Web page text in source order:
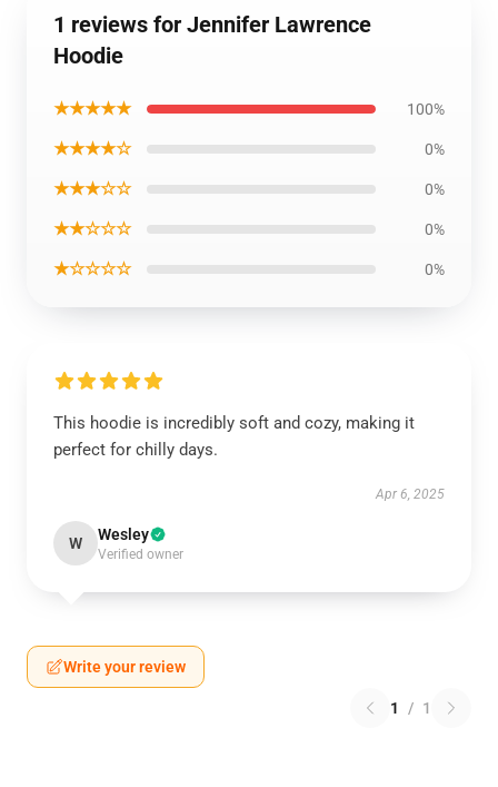
1 reviews for Jennifer Lawrence
Hoodie
★★★★★ 100%
★★★★☆ 0%
★★★☆☆ 0%
★★☆☆☆ 0%
★☆☆☆☆ 0%
This hoodie is incredibly soft and cozy, making it
perfect for chilly days.
Apr 6, 2025
W Wesley
Verified owner
Write your review
1 / 1